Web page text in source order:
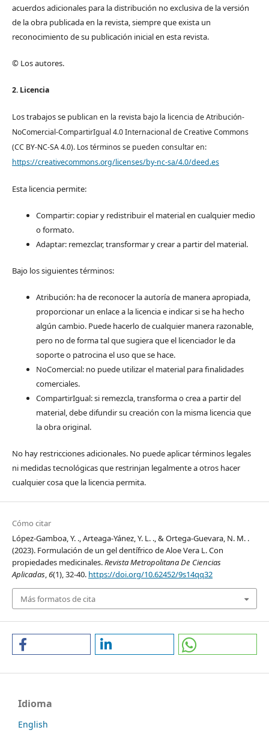
acuerdos adicionales para la distribución no exclusiva de la versión
de la obra publicada en la revista, siempre que exista un
reconocimiento de su publicación inicial en esta revista.
© Los autores.
2. Licencia
Los trabajos se publican en la revista bajo la licencia de Atribución-
NoComercial-CompartirIgual 4.0 Internacional de Creative Commons
(CC BY-NC-SA 4.0). Los términos se pueden consultar en:
https://creativecommons.org/licenses/by-nc-sa/4.0/deed.es
Esta licencia permite:
Compartir: copiar y redistribuir el material en cualquier medio
o formato.
Adaptar: remezclar, transformar y crear a partir del material.
Bajo los siguientes términos:
Atribución: ha de reconocer la autoría de manera apropiada,
proporcionar un enlace a la licencia e indicar si se ha hecho
algún cambio. Puede hacerlo de cualquier manera razonable,
pero no de forma tal que sugiera que el licenciador le da
soporte o patrocina el uso que se hace.
NoComercial: no puede utilizar el material para finalidades
comerciales.
CompartirIgual: si remezcla, transforma o crea a partir del
material, debe difundir su creación con la misma licencia que
la obra original.
No hay restricciones adicionales. No puede aplicar términos legales
ni medidas tecnológicas que restrinjan legalmente a otros hacer
cualquier cosa que la licencia permita.
Cómo citar
López-Gamboa, Y. ., Arteaga-Yánez, Y. L. ., & Ortega-Guevara, N. M. .
(2023). Formulación de un gel dentífrico de Aloe Vera L. Con
propiedades medicinales.Revista Metropolitana De Ciencias
Aplicadas,6(1), 32-40. https://doi.org/10.62452/9s14qq32
Más formatos de cita
Idioma
English